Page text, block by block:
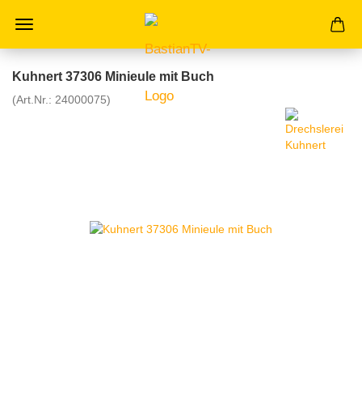
Kuhnert 37306 Minieule mit Buch
(Art.Nr.: 24000075)